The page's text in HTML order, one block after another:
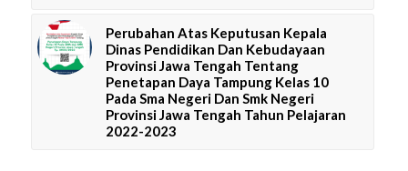
Perubahan Atas Keputusan Kepala
Dinas Pendidikan Dan Kebudayaan
Provinsi Jawa Tengah Tentang
Penetapan Daya Tampung Kelas 10
Pada Sma Negeri Dan Smk Negeri
Provinsi Jawa Tengah Tahun Pelajaran
2022-2023